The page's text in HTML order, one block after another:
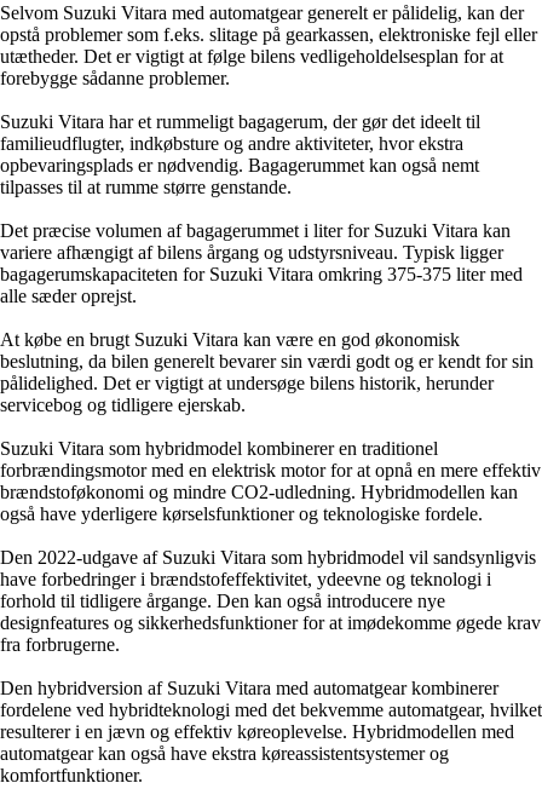
Selvom Suzuki Vitara med automatgear generelt er pålidelig, kan der
opstå problemer som f.eks. slitage på gearkassen, elektroniske fejl eller
utætheder. Det er vigtigt at følge bilens vedligeholdelsesplan for at
forebygge sådanne problemer.
Suzuki Vitara har et rummeligt bagagerum, der gør det ideelt til
familieudflugter, indkøbsture og andre aktiviteter, hvor ekstra
opbevaringsplads er nødvendig. Bagagerummet kan også nemt
tilpasses til at rumme større genstande.
Det præcise volumen af bagagerummet i liter for Suzuki Vitara kan
variere afhængigt af bilens årgang og udstyrsniveau. Typisk ligger
bagagerumskapaciteten for Suzuki Vitara omkring 375-375 liter med
alle sæder oprejst.
At købe en brugt Suzuki Vitara kan være en god økonomisk
beslutning, da bilen generelt bevarer sin værdi godt og er kendt for sin
pålidelighed. Det er vigtigt at undersøge bilens historik, herunder
servicebog og tidligere ejerskab.
Suzuki Vitara som hybridmodel kombinerer en traditionel
forbrændingsmotor med en elektrisk motor for at opnå en mere effektiv
brændstoføkonomi og mindre CO2-udledning. Hybridmodellen kan
også have yderligere kørselsfunktioner og teknologiske fordele.
Den 2022-udgave af Suzuki Vitara som hybridmodel vil sandsynligvis
have forbedringer i brændstofeffektivitet, ydeevne og teknologi i
forhold til tidligere årgange. Den kan også introducere nye
designfeatures og sikkerhedsfunktioner for at imødekomme øgede krav
fra forbrugerne.
Den hybridversion af Suzuki Vitara med automatgear kombinerer
fordelene ved hybridteknologi med det bekvemme automatgear, hvilket
resulterer i en jævn og effektiv køreoplevelse. Hybridmodellen med
automatgear kan også have ekstra køreassistentsystemer og
komfortfunktioner.